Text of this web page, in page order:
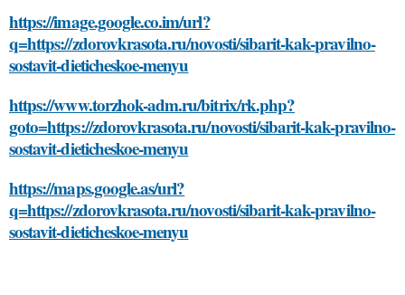
https://image.google.co.im/url?
q=https://zdorovkrasota.ru/novosti/sibarit-kak-pravilno-
sostavit-dieticheskoe-menyu
https://www.torzhok-adm.ru/bitrix/rk.php?
goto=https://zdorovkrasota.ru/novosti/sibarit-kak-pravilno-
sostavit-dieticheskoe-menyu
https://maps.google.as/url?
q=https://zdorovkrasota.ru/novosti/sibarit-kak-pravilno-
sostavit-dieticheskoe-menyu